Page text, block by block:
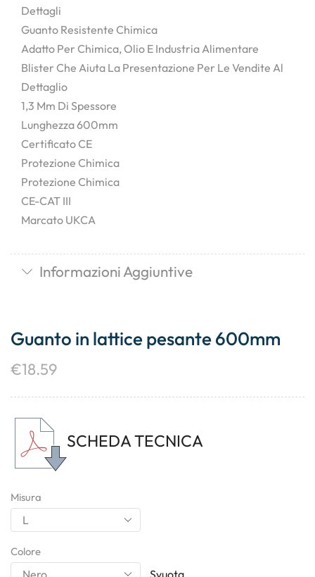
Dettagli
Guanto Resistente Chimica
Adatto Per Chimica, Olio E Industria Alimentare
Blister Che Aiuta La Presentazione Per Le Vendite Al
Dettaglio
1,3 Mm Di Spessore
Lunghezza 600mm
Certificato CE
Protezione Chimica
Protezione Chimica
CE-CAT III
Marcato UKCA
Informazioni Aggiuntive
Guanto in lattice pesante 600mm
€18.59
SCHEDA TECNICA
Misura
Colore
Svuota